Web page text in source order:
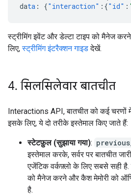
data : {"interaction" :{"id" :
स्ट्रीमिंग इवेंट और डेल्टा टाइप को मैनेज
लिए,स्ट्रीमिंग इंटरैक्शन गाइडदेखें.
4. सिलसिलेवार बातचीत
Interactions API, बातचीत को कई चरणों
इसके लिए, ये दो तरीके इस्तेमाल किए जाते हैं:
स्टेटफ़ुल (सुझाया गया):
इस्तेमाल करके, सर्वर पर बातचीत
एजेंटिक वर्कफ़्लो के लिए सबसे सही
को मैनेज करने और कैश मेमोरी को
है.